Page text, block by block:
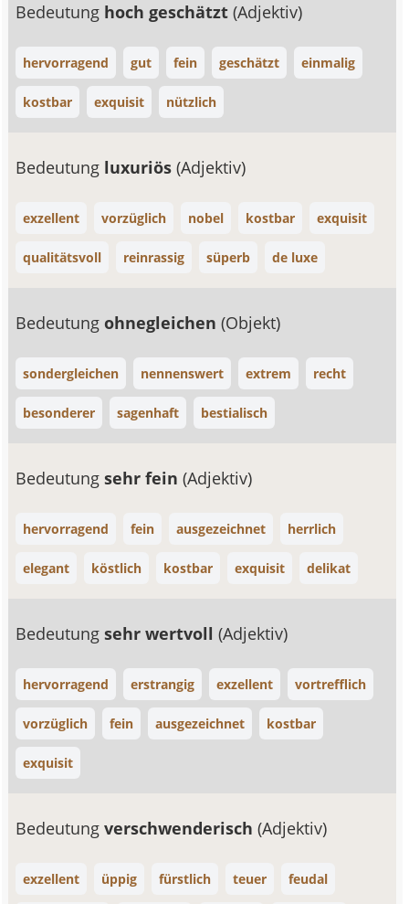
Bedeutung hoch geschätzt(Adjektiv)
hervorragend gut fein geschätzt einmalig
kostbar exquisit nützlich
Bedeutung luxuriös(Adjektiv)
exzellent vorzüglich nobel kostbar exquisit
qualitätsvoll reinrassig süperb de luxe
Bedeutungohnegleichen(Objekt)
sondergleichen nennenswert extrem recht
besonderer sagenhaft bestialisch
Bedeutungsehr fein(Adjektiv)
hervorragend fein ausgezeichnet herrlich
elegant köstlich kostbar exquisit delikat
Bedeutungsehr wertvoll(Adjektiv)
hervorragend erstrangig exzellent vortrefflich
vorzüglich fein ausgezeichnet kostbar
exquisit
Bedeutungverschwenderisch(Adjektiv)
exzellent üppig fürstlich teuer feudal